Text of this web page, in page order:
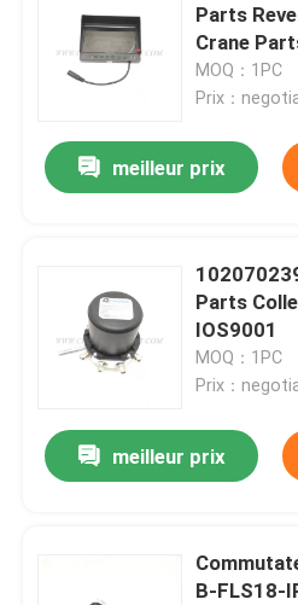
Parts
Crane
MOQ：1PC
Prix：
meilleur prix
Parts
IOS9001
MOQ：1PC
Prix：
meilleur prix
B-FLS18-